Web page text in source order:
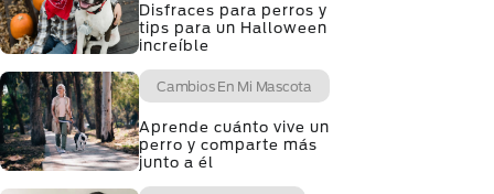
Disfraces para perros y
tips para un Halloween
increíble
Cambios En Mi Mascota
Aprende cuánto vive un
perro y comparte más
junto a él